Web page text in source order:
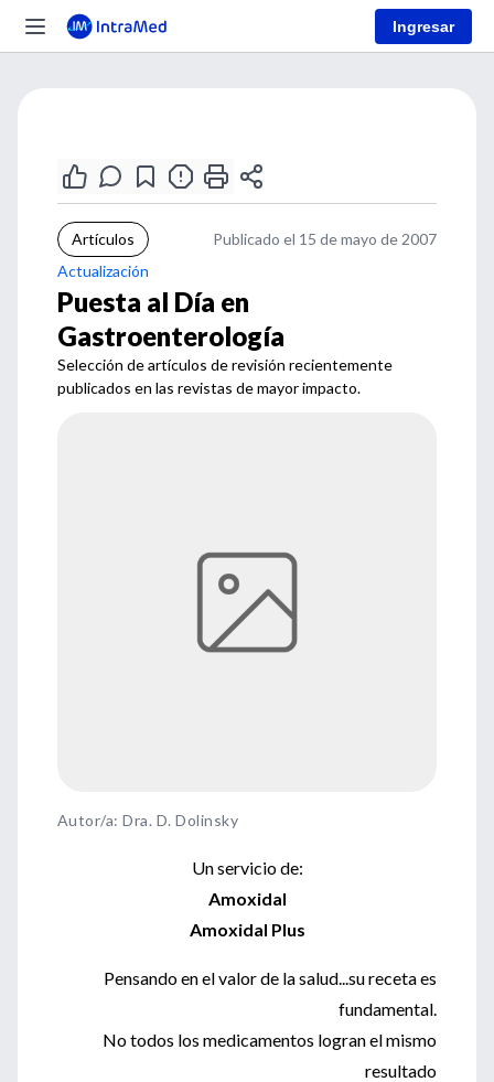
Ingresar
Artículos
Publicado el 15 de mayo de 2007
Actualización
Puesta al Día en
Gastroenterología
Selección de artículos de revisión recientemente
publicados en las revistas de mayor impacto.
Autor/a: Dra. D. Dolinsky
Un servicio de:
Amoxidal
Amoxidal Plus
Pensando en el valor de la salud...su receta es
fundamental.
No todos los medicamentos logran el mismo
resultado